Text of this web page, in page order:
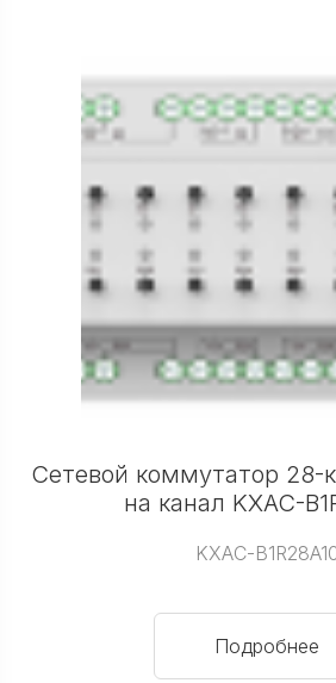
Сетевой коммутатор 28-
на канал KXAC-
KXAC-
Подробнее